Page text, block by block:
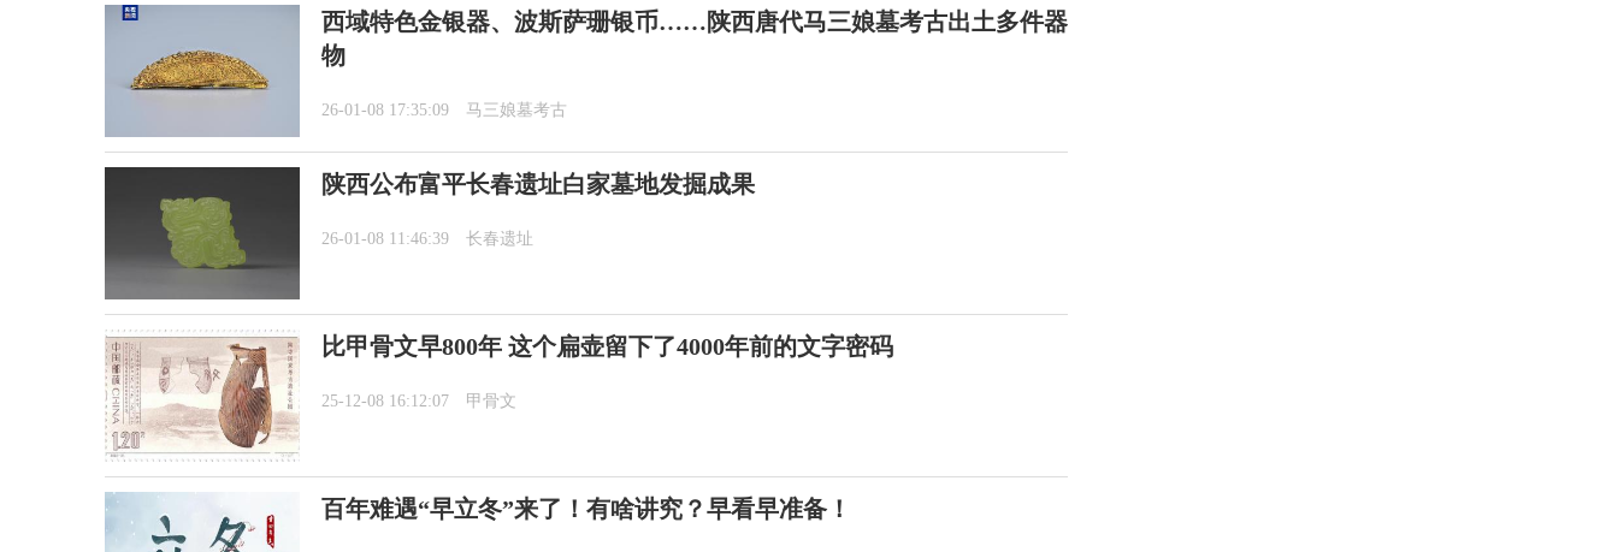
西域特色金银器、波斯萨珊银币……陕西唐代马三娘墓考古出土多件器
物
26-01-08 17:35:09 马三娘墓考古
陕西公布富平长春遗址白家墓地发掘成果
26-01-08 11:46:39 长春遗址
比甲骨文早800年 这个扁壶留下了4000年前的文字密码
25-12-08 16:12:07 甲骨文
百年难遇“早立冬”来了！有啥讲究？早看早准备！